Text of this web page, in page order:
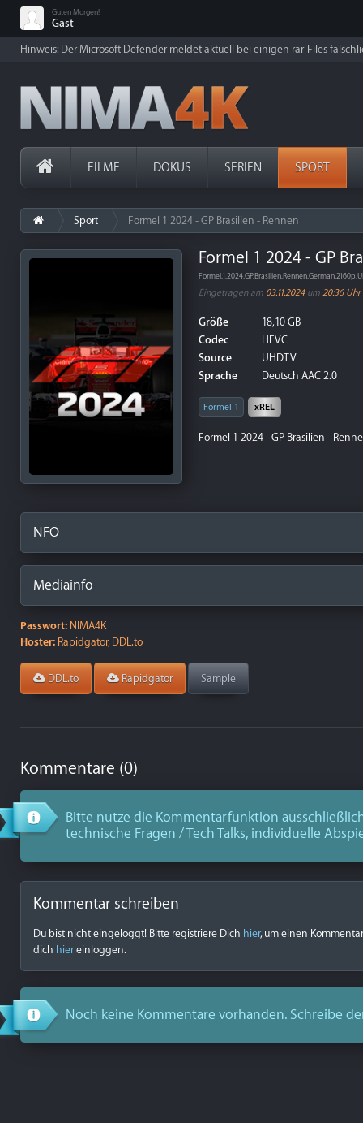
Guten Morgen!
Gast
Hinweis: Der Microsoft Defender meldet aktuell bei einigen rar-Files
FILME DOKUS SERIEN SPORT
Sport Formel 1 2024 - GP Brasilien - Rennen
Formel 1 2024 - GP
Eingetragen am 03.11.2024um 20:36 Uhr
Größe
18,10 GB
Codec
HEVC
Source
UHDTV
Sprache
Deutsch AAC 2.0
Formel 1 xREL
Formel 1 2024 - GP Brasilien -
NFO
Mediainfo
Passwort: NIMA4K
Hoster: Rapidgator, DDL.to
DDL.to Rapidgator Sample
Kommentare (0)
Bitte nutze die Kommentarfunktion
technische Fragen / Tech Talks, individuelle
Kommentar schreiben
Du bist nicht eingeloggt! Bitte registriere Dich hier, um einen
dich hiereinloggen.
Noch keine Kommentare vorhanden. Schreibe